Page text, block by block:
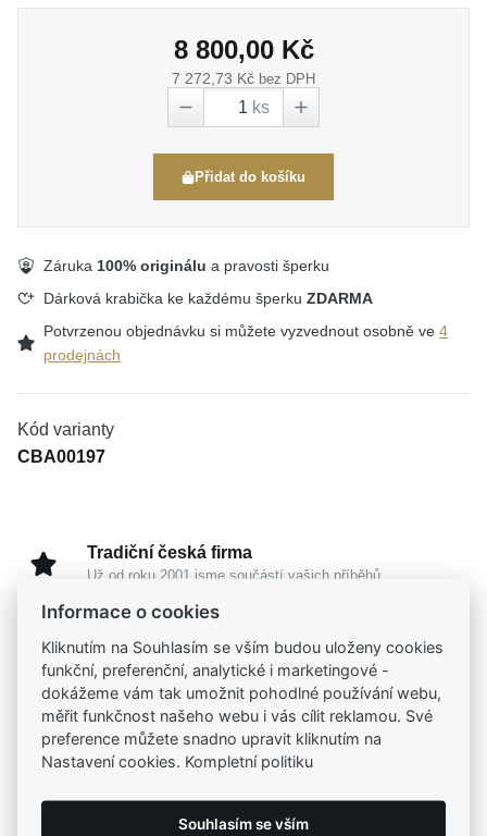
8 800,00 Kč
7 272,73 Kč bez DPH
ks
Přidat do košíku
Záruka 100% originálu a pravosti šperku
Dárková krabička ke každému šperku ZDARMA
Potvrzenou objednávku si můžete vyzvednout osobně ve 4
prodejnách
Kód varianty
CBA00197
Tradiční česká firma
Už od roku 2001 jsme součástí vašich příběhů
Široký výběr produktů
Na našem e-shopu máte výběr z tisíců šperků
Garance vysoké kvality
Certifikáty původu a kvality k vybraným šperkům
Kamenné prodejny
Informace o cookies
Kliknutím na Souhlasím se vším budou uloženy cookies
funkční, preferenční, analytické i marketingové -
dokážeme vám tak umožnit pohodlné používání webu,
měřit funkčnost našeho webu i vás cílit reklamou. Své
preference můžete snadno upravit kliknutím na
Nastavení cookies. Kompletní politiku
Souhlasím se vším